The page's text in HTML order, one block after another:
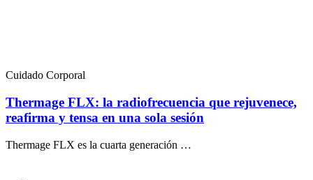
Cuidado Corporal
Thermage FLX: la radiofrecuencia que rejuvenece,
reafirma y tensa en una sola sesión
Thermage FLX es la cuarta generación …